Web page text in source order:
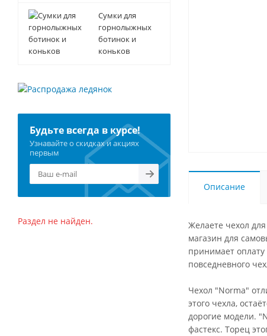
Описание
Желаете чехол
магазин для
принимает
повседневного
Чехол "Norma"
этого чехла,
дорогие модели.
фастекс. Торец
Сумки для
горнолыжных
ботинок и
коньков
Будьте всегда в курсе!
Узнавайте о скидках и акциях
первым
Раздел не найден.